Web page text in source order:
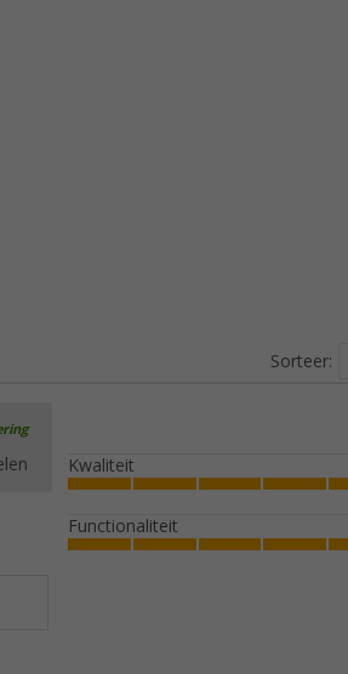
Sorteer:
Kwaliteit
Functionaliteit